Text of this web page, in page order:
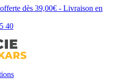
dès 39,00€ - Livraison en
40